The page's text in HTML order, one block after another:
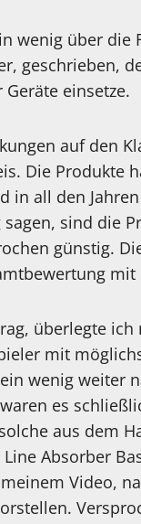
wenig über die
geschrieben,
einsetze.
auf den
Die Produkte
in all den
sind die
günstig.
mit
überlegte
mit
wenig weiter
es
aus dem
Absorber
Video,